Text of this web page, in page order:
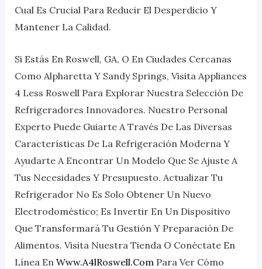
Cual Es Crucial Para Reducir El Desperdicio Y
Mantener La Calidad.
Si Estás En Roswell, GA, O En Ciudades Cercanas
Como Alpharetta Y Sandy Springs, Visita Appliances
4 Less Roswell Para Explorar Nuestra Selección De
Refrigeradores Innovadores. Nuestro Personal
Experto Puede Guiarte A Través De Las Diversas
Características De La Refrigeración Moderna Y
Ayudarte A Encontrar Un Modelo Que Se Ajuste A
Tus Necesidades Y Presupuesto. Actualizar Tu
Refrigerador No Es Solo Obtener Un Nuevo
Electrodoméstico; Es Invertir En Un Dispositivo
Que Transformará Tu Gestión Y Preparación De
Alimentos. Visita Nuestra Tienda O Conéctate En
Línea En Www.a4lRoswell.comPara Ver Cómo